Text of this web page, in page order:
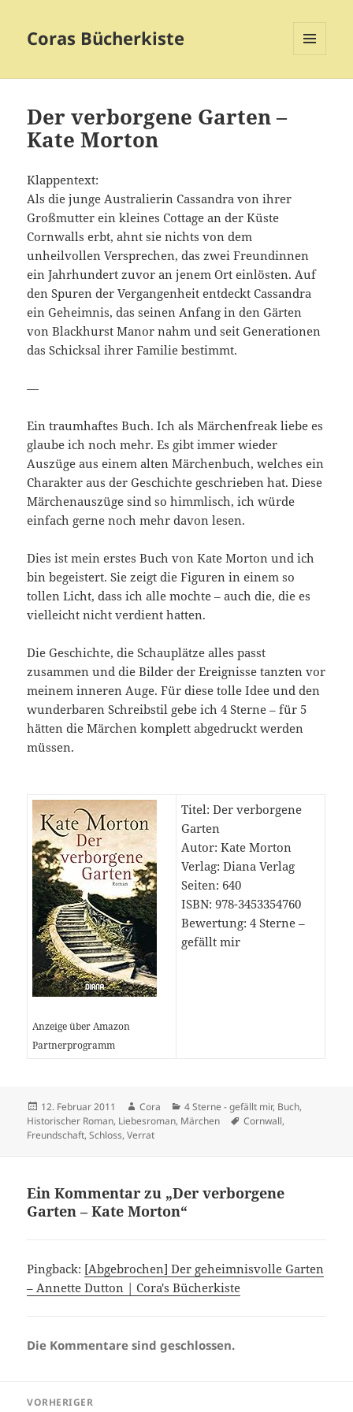
Coras Bücherkiste
Der verborgene Garten –
Kate Morton
Klappentext:
Als die junge Australierin Cassandra von ihrer
Großmutter ein kleines Cottage an der Küste
Cornwalls erbt, ahnt sie nichts von dem
unheilvollen Versprechen, das zwei Freundinnen
ein Jahrhundert zuvor an jenem Ort einlösten. Auf
den Spuren der Vergangenheit entdeckt Cassandra
ein Geheimnis, das seinen Anfang in den Gärten
von Blackhurst Manor nahm und seit Generationen
das Schicksal ihrer Familie bestimmt.
—
Ein traumhaftes Buch. Ich als Märchenfreak liebe es
glaube ich noch mehr. Es gibt immer wieder
Auszüge aus einem alten Märchenbuch, welches ein
Charakter aus der Geschichte geschrieben hat. Diese
Märchenauszüge sind so himmlisch, ich würde
einfach gerne noch mehr davon lesen.
Dies ist mein erstes Buch von Kate Morton und ich
bin begeistert. Sie zeigt die Figuren in einem so
tollen Licht, dass ich alle mochte – auch die, die es
vielleicht nicht verdient hatten.
Die Geschichte, die Schauplätze alles passt
zusammen und die Bilder der Ereignisse tanzten vor
meinem inneren Auge. Für diese tolle Idee und den
wunderbaren Schreibstil gebe ich 4 Sterne – für 5
hätten die Märchen komplett abgedruckt werden
müssen.
Anzeige über Amazon
Partnerprogramm
Titel: Der verborgene
Garten
Autor: Kate Morton
Verlag: Diana Verlag
Seiten: 640
ISBN: 978-3453354760
Bewertung: 4 Sterne –
gefällt mir
Veröffentlicht
am
12. Februar 2011 Autor
Cora Kategorien
4 Sterne - gefällt mir, Buch,
Historischer Roman, Liebesroman, Märchen Schlagwörter
Cornwall,
Freundschaft,Schloss,Verrat
Ein Kommentar zu „Der verborgene
Garten – Kate Morton“
Pingback: [Abgebrochen] Der geheimnisvolle Garten
– Annette Dutton | Cora's Bücherkiste
Die Kommentare sind geschlossen.
VORHERIGER